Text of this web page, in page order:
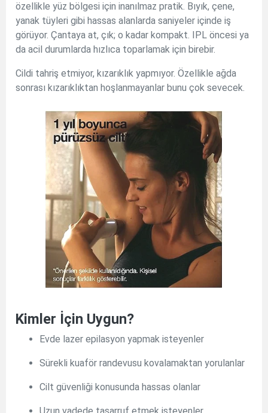
özellikle yüz bölgesi için inanılmaz pratik. Bıyık, çene,
yanak tüyleri gibi hassas alanlarda saniyeler içinde iş
görüyor. Çantaya at, çık; o kadar kompakt. IPL öncesi ya
da acil durumlarda hızlıca toparlamak için birebir.
Cildi tahriş etmiyor, kızarıklık yapmıyor. Özellikle ağda
sonrası kızarıklıktan hoşlanmayanlar bunu çok sevecek.
Kimler İçin Uygun?
Evde lazer epilasyon yapmak isteyenler
Sürekli kuaför randevusu kovalamaktan yorulanlar
Cilt güvenliği konusunda hassas olanlar